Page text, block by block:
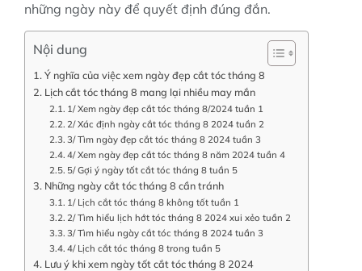
những ngày này để quyết định đúng đắn.
Nội dung
Ý nghĩa của việc xem ngày đẹp cắt tóc tháng 8
Lịch cắt tóc tháng 8 mang lại nhiều may mắn
1/ Xem ngày đẹp cắt tóc tháng 8/2024 tuần 1
2/ Xác định ngày cắt tóc tháng 8 2024 tuần 2
3/ Tìm ngày đẹp cắt tóc tháng 8 2024 tuần 3
4/ Xem ngày đẹp cắt tóc tháng 8 năm 2024 tuần 4
5/ Gợi ý ngày tốt cắt tóc tháng 8 tuần 5
Những ngày cắt tóc tháng 8 cần tránh
1/ Lịch cắt tóc tháng 8 không tốt tuần 1
2/ Tìm hiểu lịch hớt tóc tháng 8 2024 xui xẻo tuần 2
3/ Tìm hiểu ngày cắt tóc tháng 8 2024 tuần 3
4/ Lịch cắt tóc tháng 8 trong tuần 5
Lưu ý khi xem ngày tốt cắt tóc tháng 8 2024